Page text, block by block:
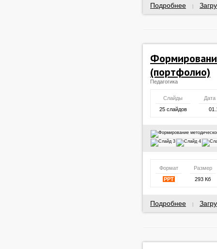
Подробнее
(портфолио)
Педагогика
Слайды
Дата
25 слайдов
Формат
Размер
PPT
293 Кб
Подробнее